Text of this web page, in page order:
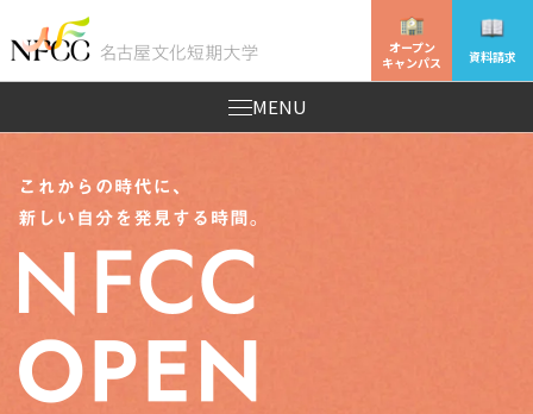
オープン
キャンパス
資料請求
MENU